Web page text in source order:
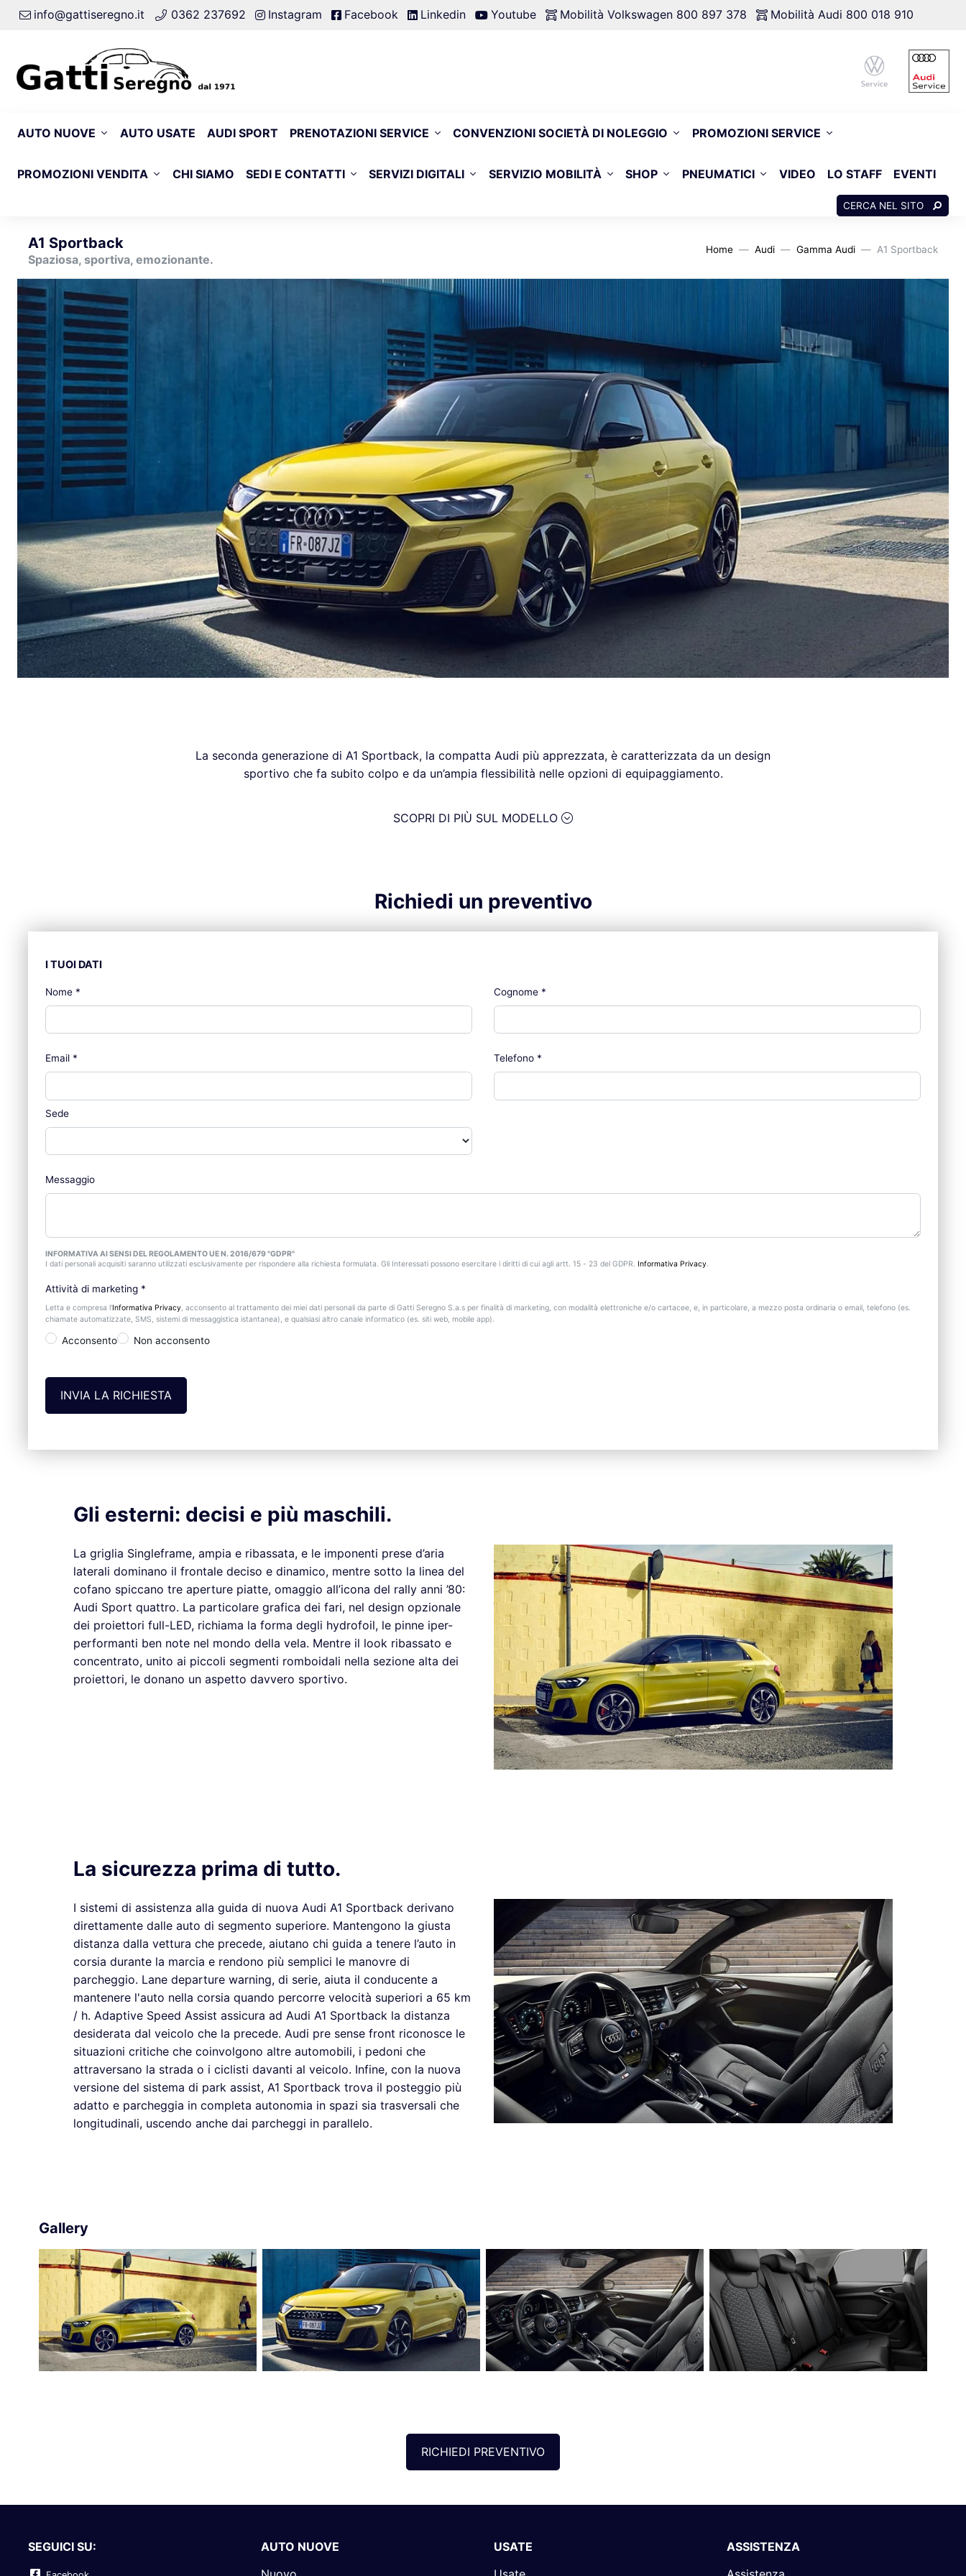
info@gattiseregno.it 0362 237692 Instagram Facebook Linkedin Youtube Mobilità Volkswagen 800 897 378 Mobilità Audi 800 018 910
AUTO NUOVE AUTO USATE AUDI SPORT PRENOTAZIONI SERVICE CONVENZIONI SOCIETÀ DI NOLEGGIO PROMOZIONI SERVICE
PROMOZIONI VENDITA CHI SIAMO SEDI E CONTATTI SERVIZI DIGITALI SERVIZIO MOBILITÀ SHOP PNEUMATICI VIDEO LO STAFF EVENTI
CERCA NEL SITO
A1 Sportback
Spaziosa, sportiva, emozionante.
Home Audi Gamma Audi A1 Sportback
La seconda generazione di A1 Sportback, la compatta Audi più apprezzata, è caratterizzata da un design
sportivo che fa subito colpo e da un’ampia flessibilità nelle opzioni di equipaggiamento.
SCOPRI DI PIÙ SUL MODELLO
Richiedi un preventivo
I TUOI DATI
Nome * Cognome *
Email *
Sede
Telefono *
Messaggio
INFORMATIVA AI SENSI DEL REGOLAMENTO UE N. 2016/679 "GDPR"
I dati personali acquisiti saranno utilizzati esclusivamente per rispondere alla richiesta formulata. Gli Interessati possono esercitare i diritti di cui agli artt. 15 - 23 del GDPR. Informativa Privacy.
Attività di marketing *
Letta e compresa l’Informativa Privacy, acconsento al trattamento dei miei dati personali da parte di Gatti Seregno S.a.s per finalità di marketing, con modalità elettroniche e/o cartacee, e, in particolare, a mezzo posta ordinaria o email, telefono (es.
chiamate automatizzate, SMS, sistemi di messaggistica istantanea), e qualsiasi altro canale informatico (es. siti web, mobile app).
Acconsento Non acconsento
Gli esterni: decisi e più maschili.
La griglia Singleframe, ampia e ribassata, e le imponenti prese d’aria
laterali dominano il frontale deciso e dinamico, mentre sotto la linea del
cofano spiccano tre aperture piatte, omaggio all’icona del rally anni ’80:
Audi Sport quattro. La particolare grafica dei fari, nel design opzionale
dei proiettori full-LED, richiama la forma degli hydrofoil, le pinne iper-
performanti ben note nel mondo della vela. Mentre il look ribassato e
concentrato, unito ai piccoli segmenti romboidali nella sezione alta dei
proiettori, le donano un aspetto davvero sportivo.
La sicurezza prima di tutto.
I sistemi di assistenza alla guida di nuova Audi A1 Sportback derivano
direttamente dalle auto di segmento superiore. Mantengono la giusta
distanza dalla vettura che precede, aiutano chi guida a tenere l’auto in
corsia durante la marcia e rendono più semplici le manovre di
parcheggio. Lane departure warning, di serie, aiuta il conducente a
mantenere l'auto nella corsia quando percorre velocità superiori a 65 km
/ h. Adaptive Speed Assist assicura ad Audi A1 Sportback la distanza
desiderata dal veicolo che la precede. Audi pre sense front riconosce le
situazioni critiche che coinvolgono altre automobili, i pedoni che
attraversano la strada o i ciclisti davanti al veicolo. Infine, con la nuova
versione del sistema di park assist, A1 Sportback trova il posteggio più
adatto e parcheggia in completa autonomia in spazi sia trasversali che
longitudinali, uscendo anche dai parcheggi in parallelo.
Gallery
RICHIEDI PREVENTIVO
SEGUICI SU:
AUTO NUOVE
USATE
ASSISTENZA